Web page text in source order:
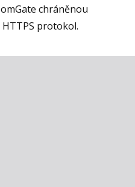
chráněnou
protokol.